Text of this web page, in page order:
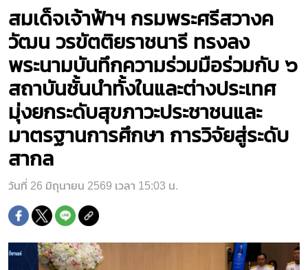
สมเด็จเจ้าฟ้าฯ กรมพระศรีสวางค
วัฒน วรขัตติยราชนารี ทรงลง
พระนามบันทึกความร่วมมือร่วมกับ ๖
สถาบันชั้นนำทั้งในและต่างประเทศ
มุ่งยกระดับสุขภาวะประชาชนและ
มาตรฐานการศึกษา การวิจัยสู่ระดับ
สากล
วันที่ 26 มิถุนายน 2569 เวลา 15:03 น.